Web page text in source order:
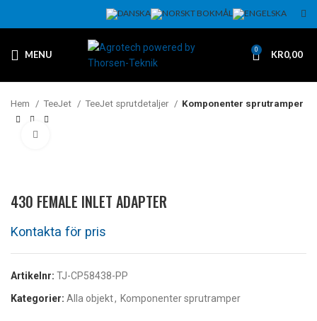
MENU 0 KR0,00
Hem TeeJet TeeJet sprutdetaljer Komponenter sprutramper
430 FEMALE INLET ADAPTER
Artikelnr: TJ-CP58438-PP
Kategorier: Alla objekt, Komponenter sprutramper